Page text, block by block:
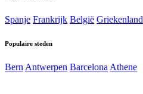
Spanje Frankrijk België Griekenland
Populaire steden
Bern Antwerpen Barcelona Athene